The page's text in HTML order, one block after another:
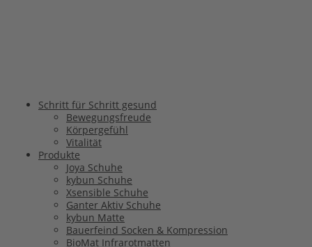
Schritt für Schritt gesund
Bewegungsfreude
Körpergefühl
Vitalität
Produkte
Joya Schuhe
kybun Schuhe
Xsensible Schuhe
Ganter Aktiv Schuhe
kybun Matte
Bauerfeind Socken & Kompression
BioMat Infrarotmatten